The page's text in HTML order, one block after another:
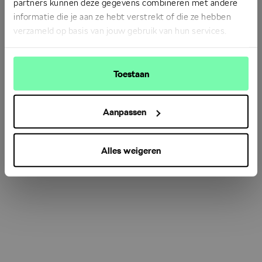
partners kunnen deze gegevens combineren met andere
informatie die je aan ze hebt verstrekt of die ze hebben
verzameld op basis van jouw gebruik van hun services.
Toestaan
Aanpassen
Alles weigeren